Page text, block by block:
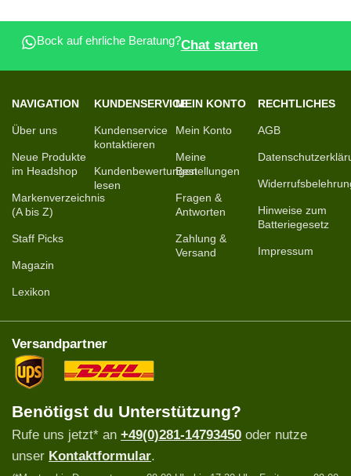
Bock auf ehrliche Beratung?Chat starten
NAVIGATION
Über uns
Neue Produkte
im Headshop
Markenverzeichnis
(A bis Z)
Staff Picks
Magazin
Lexikon
KUNDENSERVICE
Kundenservice
kontaktieren
Kundenbewertungen
lesen
MEIN KONTO
Mein Konto
Meine
Bestellungen
Fragen &
Antworten
Zahlung &
Versand
RECHTLICHES
AGB
Hinweise zum
Batteriegesetz
Impressum
Versandpartner
Benötigst du Unterstützung?
Rufe uns jetzt* an +49(0)281-14793450 oder nutze
unser Kontaktformular.